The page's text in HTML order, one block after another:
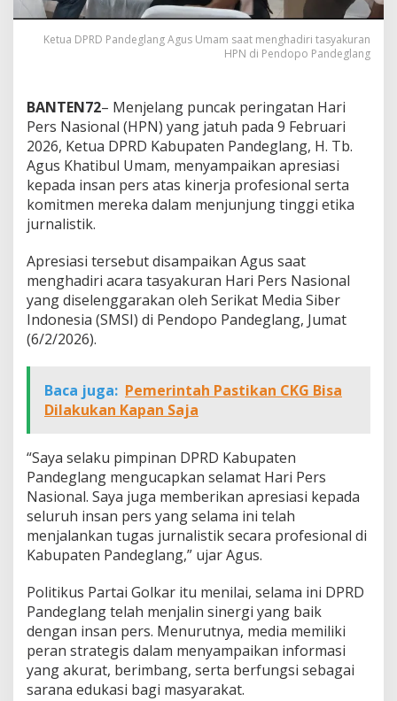
Ketua DPRD Pandeglang Agus Umam saat menghadiri tasyakuran
HPN di Pendopo Pandeglang
BANTEN72– Menjelang puncak peringatan Hari
Pers Nasional (HPN) yang jatuh pada 9 Februari
2026, Ketua DPRD Kabupaten Pandeglang, H. Tb.
Agus Khatibul Umam, menyampaikan apresiasi
kepada insan pers atas kinerja profesional serta
komitmen mereka dalam menjunjung tinggi etika
jurnalistik.
Apresiasi tersebut disampaikan Agus saat
menghadiri acara tasyakuran Hari Pers Nasional
yang diselenggarakan oleh Serikat Media Siber
Indonesia (SMSI) di Pendopo Pandeglang, Jumat
(6/2/2026).
Baca juga: Pemerintah Pastikan CKG Bisa
Dilakukan Kapan Saja
“Saya selaku pimpinan DPRD Kabupaten
Pandeglang mengucapkan selamat Hari Pers
Nasional. Saya juga memberikan apresiasi kepada
seluruh insan pers yang selama ini telah
menjalankan tugas jurnalistik secara profesional di
Kabupaten Pandeglang,” ujar Agus.
Politikus Partai Golkar itu menilai, selama ini DPRD
Pandeglang telah menjalin sinergi yang baik
dengan insan pers. Menurutnya, media memiliki
peran strategis dalam menyampaikan informasi
yang akurat, berimbang, serta berfungsi sebagai
sarana edukasi bagi masyarakat.